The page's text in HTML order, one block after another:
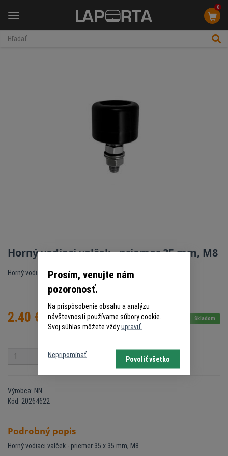
Menu
0
Horný vodiaci valček - priemer 35 mm, M8
Horný vodiaci element pre posuvnú bránu
2.40 € s DPH Skladom
pár Do košíka
Výrobca: NN
Kód: 20264622
Podrobný popis
Horný vodiaci valček - priemer 35 x 35 mm, M8
Prosím, venujte nám
pozoronosť.
Na prispôsobenie obsahu a analýzu
návštevnosti používame súbory cookie.
Svoj súhlas môžete vždyupraviť.
Nepripomínať
Povoliť všetko